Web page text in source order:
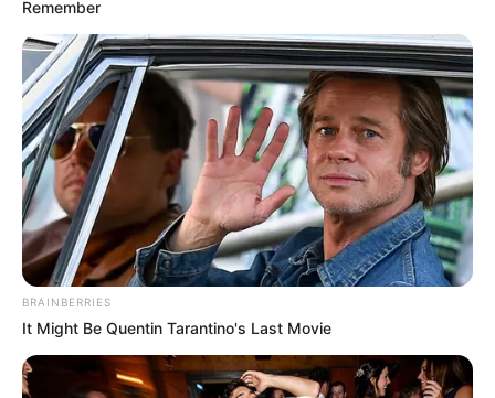
Remember
BRAINBERRIES
It Might Be Quentin Tarantino's Last Movie